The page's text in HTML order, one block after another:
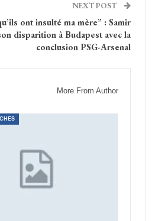
NEXT POST
ont insulté ma mère” : Samir
disparition à Budapest avec la
conclusion PSG-Arsenal
More From Author